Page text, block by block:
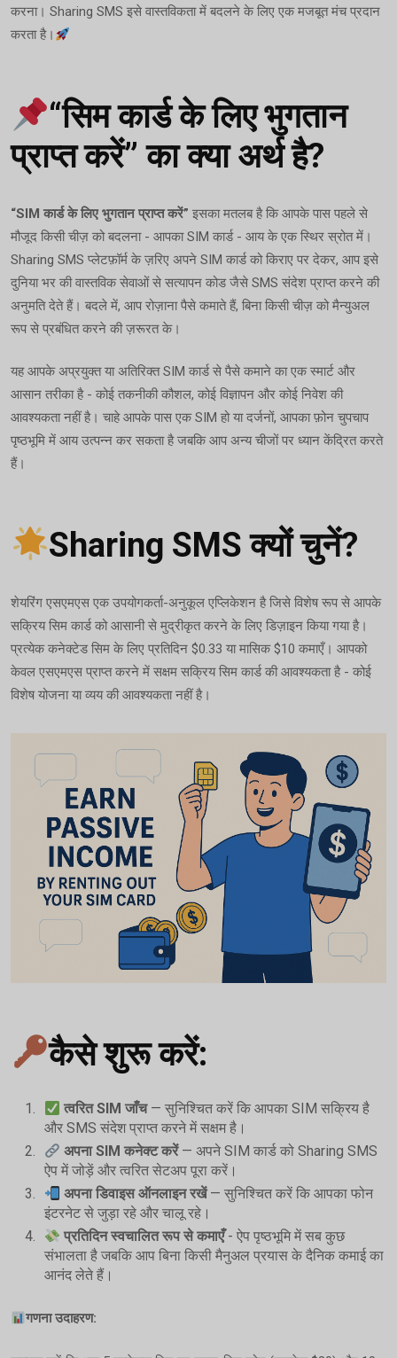
करना। Sharing SMS इसे वास्तविकता में बदलने के लिए एक मजबूत मंच प्रदान
करता है।
“सिम कार्ड के लिए भुगतान
प्राप्त करें” का क्या अर्थ है?
“SIM कार्ड के लिए भुगतान प्राप्त करें” इसका मतलब है कि आपके पास पहले से
मौजूद किसी चीज़ को बदलना - आपका SIM कार्ड - आय के एक स्थिर स्रोत में।
Sharing SMS प्लेटफ़ॉर्म के ज़रिए अपने SIM कार्ड को किराए पर देकर, आप इसे
दुनिया भर की वास्तविक सेवाओं से सत्यापन कोड जैसे SMS संदेश प्राप्त करने की
अनुमति देते हैं। बदले में, आप रोज़ाना पैसे कमाते हैं, बिना किसी चीज़ को मैन्युअल
रूप से प्रबंधित करने की ज़रूरत के।
यह आपके अप्रयुक्त या अतिरिक्त SIM कार्ड से पैसे कमाने का एक स्मार्ट और
आसान तरीका है - कोई तकनीकी कौशल, कोई विज्ञापन और कोई निवेश की
आवश्यकता नहीं है। चाहे आपके पास एक SIM हो या दर्जनों, आपका फ़ोन चुपचाप
पृष्ठभूमि में आय उत्पन्न कर सकता है जबकि आप अन्य चीजों पर ध्यान केंद्रित करते
हैं।
Sharing SMS क्यों चुनें?
शेयरिंग एसएमएस एक उपयोगकर्ता-अनुकूल एप्लिकेशन है जिसे विशेष रूप से आपके
सक्रिय सिम कार्ड को आसानी से मुद्रीकृत करने के लिए डिज़ाइन किया गया है।
प्रत्येक कनेक्टेड सिम के लिए प्रतिदिन $0.33 या मासिक $10 कमाएँ। आपको
केवल एसएमएस प्राप्त करने में सक्षम सक्रिय सिम कार्ड की आवश्यकता है - कोई
विशेष योजना या व्यय की आवश्यकता नहीं है।
कैसे शुरू करें:
त्वरित SIM जाँच— सुनिश्चित करें कि आपका SIM सक्रिय है
और SMS संदेश प्राप्त करने में सक्षम है।
अपना SIM कनेक्ट करें— अपने SIM कार्ड को Sharing SMS
ऐप में जोड़ें और त्वरित सेटअप पूरा करें।
अपना डिवाइस ऑनलाइन रखें— सुनिश्चित करें कि आपका फोन
इंटरनेट से जुड़ा रहे और चालू रहे।
प्रतिदिन स्वचालित रूप से कमाएँ- ऐप पृष्ठभूमि में सब कुछ
संभालता है जबकि आप बिना किसी मैनुअल प्रयास के दैनिक कमाई का
आनंद लेते हैं।
गणना उदाहरण: